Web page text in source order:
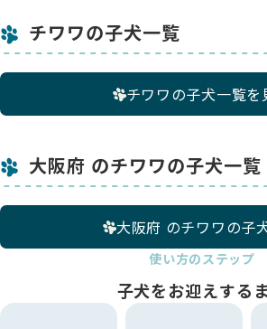
チワワの子犬一覧
チワワの子犬一覧を
大阪府 のチワワの子犬一覧
大阪府 のチワワの子
使い方のステップ
子犬をお迎えする